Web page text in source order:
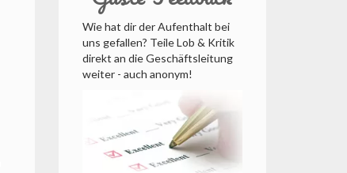
Wie hat dir der Aufenthalt bei
uns gefallen? Teile Lob & Kritik
direkt an die Geschäftsleitung
weiter - auch anonym!